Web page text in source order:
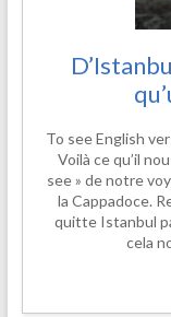
To see English
Voilà ce qu’il
see » de notre
la Cappadoce.
quitte Istanbul
cela